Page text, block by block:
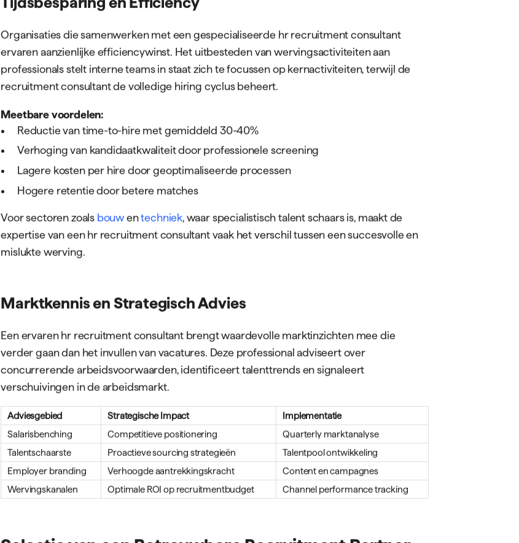
Organisaties die samenwerken met een gespecialiseerde hr recruitment consultant
ervaren aanzienlijke efficiencywinst. Het uitbesteden van wervingsactiviteiten aan
professionals stelt interne teams in staat zich te focussen op kernactiviteiten, terwijl de
recruitment consultant de volledige hiring cyclus beheert.
Meetbare voordelen:
Reductie van time-to-hire met gemiddeld 30-40%
Verhoging van kandidaatkwaliteit door professionele screening
Lagere kosten per hire door geoptimaliseerde processen
Hogere retentie door betere matches
Voor sectoren zoals bouw entechniek, waar specialistisch talent schaars is, maakt de
expertise van een hr recruitment consultant vaak het verschil tussen een succesvolle en
mislukte werving.
Marktkennis en Strategisch Advies
Een ervaren hr recruitment consultant brengt waardevolle marktinzichten mee die
verder gaan dan het invullen van vacatures. Deze professional adviseert over
concurrerende arbeidsvoorwaarden, identificeert talenttrends en signaleert
verschuivingen in de arbeidsmarkt.
Adviesgebied Strategische Impact
Implementatie
Salarisbenching
Competitieve positionering
Quarterly marktanalyse
Talentschaarste
Proactieve sourcing strategieën
Talentpool ontwikkeling
Employer branding
Verhoogde aantrekkingskracht
Content en campagnes
Wervingskanalen
Optimale ROI op recruitmentbudget Channel performance tracking